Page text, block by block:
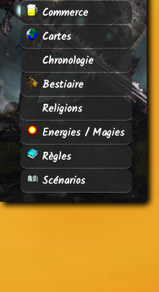
Commerce
Cartes
Chronologie
Bestiaire
Religions
Energies / Magies
Règles
Scénarios